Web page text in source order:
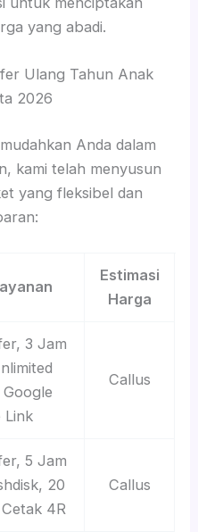
yang abadi.
Ulang Tahun Anak
2026
Anda dalam
kami telah menyusun
yang fleksibel dan
Estimasi
Harga
3 Jam
Link
Callus
5 Jam
20
4R
Callus